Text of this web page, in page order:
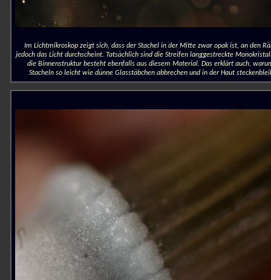
Im Lichtmikroskop zeigt sich, dass der Stachel in der Mitte zwar opak ist, an den
jedoch das Licht durchscheint. Tatsächlich sind die Streifen langgestreckte
die Binnenstruktur besteht ebenfalls aus diesem Material. Das erklärt auch,
Stacheln so leicht wie dünne Glasstäbchen abbrechen und in der Haut